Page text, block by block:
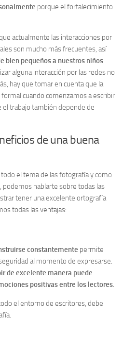
porque el fortalecimiento
actualmente las interacciones por
son mucho más frecuentes, así
bien pequeños a nuestros niños
alguna interacción por las redes no
hay que tomar en cuenta que la
cuando comenzamos a escribir
el trabajo también depende de
de una buena
el tema de las fotografía y como
hablarte sobre todas las
tener una excelente ortografía
todas las ventajas:
constantemente permite
al momento de expresarse.
de excelente manera puede
positivas entre los lectores.
el entorno de escritores, debe